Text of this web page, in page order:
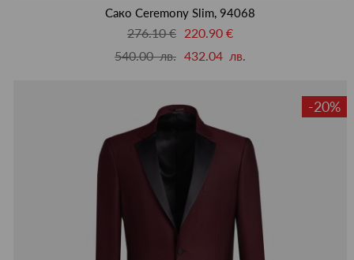
Сако Ceremony Slim, 94068
276.10 € 220.90 €
540.00 лв. 432.04 лв.
-20%